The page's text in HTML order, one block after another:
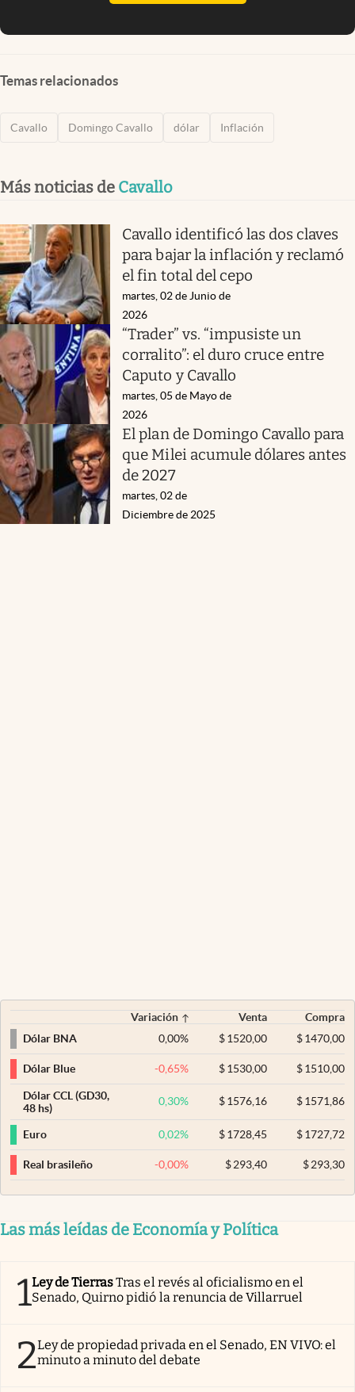
Temas relacionados
Cavallo Domingo Cavallo dólar Inflación
Más noticias de Cavallo
Cavallo identificó las dos claves
para bajar la inflación y reclamó
el fin total del cepo
martes, 02 de Junio de
2026
“Trader” vs. “impusiste un
corralito”: el duro cruce entre
Caputo y Cavallo
martes, 05 de Mayo de
2026
El plan de Domingo Cavallo para
que Milei acumule dólares antes
de 2027
martes, 02 de
Diciembre de 2025
Variación Venta
Compra
Dólar BNA
0,00% $ 1520,00 $1470,00
Dólar Blue -0,65% $ 1530,00 $1510,00
Dólar CCL (GD30,
48 hs)
0,30% $ 1576,16 $1571,86
Euro 0,02% $ 1728,45 $1727,72
Real brasileño -0,00% $ 293,40 $293,30
Las más leídas de Economía y Política
1Ley de TierrasTras el revés al oficialismo en el
Senado, Quirno pidió la renuncia de Villarruel
2Ley de propiedad privada en el Senado, EN VIVO: el
minuto a minuto del debate